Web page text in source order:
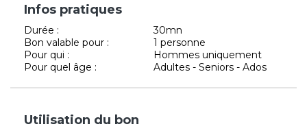
Infos pratiques
Durée :
30mn
Bon valable pour :
1 personne
Pour qui :
Hommes uniquement
Pour quel âge :
Adultes - Seniors - Ados
Utilisation du bon